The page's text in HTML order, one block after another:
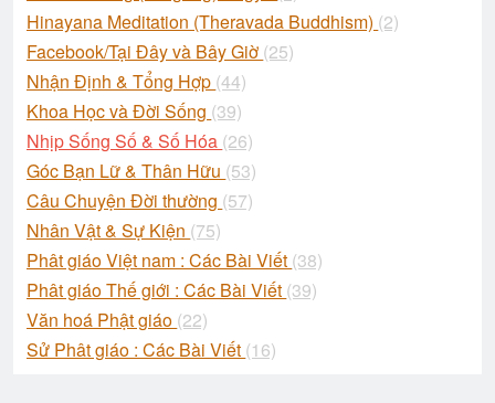
Hinayana Meditation (Theravada Buddhism) (2)
Facebook/Tại Đây và Bây Giờ (25)
Nhận Định & Tổng Hợp (44)
Khoa Học và Đời Sống (39)
Nhịp Sống Số & Số Hóa (26)
Góc Bạn Lữ & Thân Hữu (53)
Câu Chuyện Đời thường (57)
Nhân Vật & Sự Kiện (75)
Phât giáo Việt nam : Các Bài Viết (38)
Phât giáo Thế giới : Các Bài Viết (39)
Văn hoá Phật giáo (22)
Sử Phât giáo : Các Bài Viết (16)